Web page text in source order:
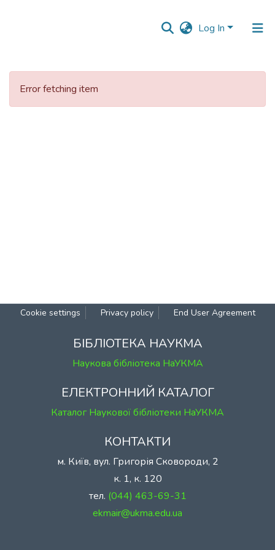
Log In
Error fetching item
Cookie settings Privacy policy End User Agreement
БІБЛІОТЕКА НАУКМА
Наукова бібліотека НаУКМА
ЕЛЕКТРОННИЙ КАТАЛОГ
Каталог Наукової бібліотеки НаУКМА
КОНТАКТИ
м. Київ, вул. Григорія Сковороди, 2
к. 1, к. 120
тел. (044) 463-69-31
ekmair@ukma.edu.ua